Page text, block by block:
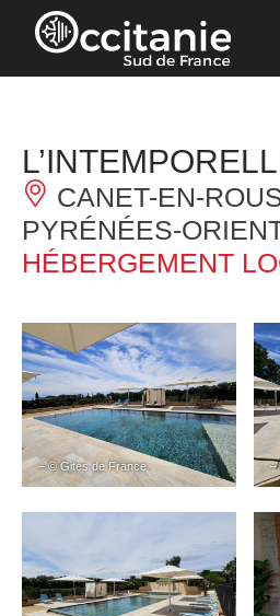
Panneau de gestion des cookies
CANET-EN-
PYRÉNÉES-
HÉBERGEMENT
– © Gites de France –